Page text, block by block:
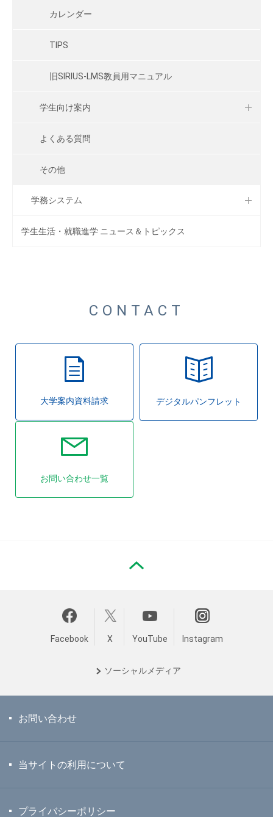
カレンダー
TIPS
旧SIRIUS-LMS教員用マニュアル
学生向け案内
よくある質問
その他
学務システム
学生生活・就職進学 ニュース＆トピックス
CONTACT
大学案内資料請求 デジタルパンフレット
お問い合わせ一覧
Facebook X YouTube Instagram
ソーシャル メディア
お問い合わせ
当サイトの利用について
プライバシーポリシー